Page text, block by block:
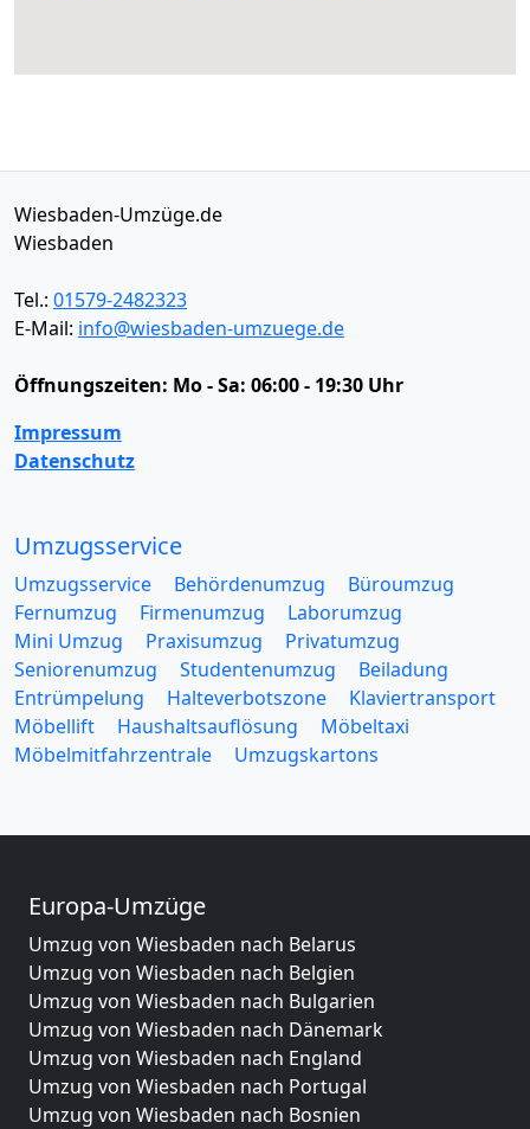
Wiesbaden-Umzüge.de
Wiesbaden
Tel.: 01579-2482323
E-Mail: info@wiesbaden-umzuege.de
Öffnungszeiten: Mo - Sa: 06:00 - 19:30 Uhr
Impressum
Datenschutz
Umzugsservice
Umzugsservice Behördenumzug
Büroumzug
Fernumzug
Firmenumzug
Laborumzug
Mini Umzug
Praxisumzug
Privatumzug
Seniorenumzug
Studentenumzug
Beiladung
Entrümpelung
Halteverbotszone
Klaviertransport
Möbellift
Haushaltsauflösung
Möbeltaxi
Möbelmitfahrzentrale
Umzugskartons
Europa-Umzüge
Umzug von Wiesbaden nach Belarus
Umzug von Wiesbaden nach Belgien
Umzug von Wiesbaden nach Bulgarien
Umzug von Wiesbaden nach Dänemark
Umzug von Wiesbaden nach England
Umzug von Wiesbaden nach Portugal
Umzug von Wiesbaden nach Bosnien